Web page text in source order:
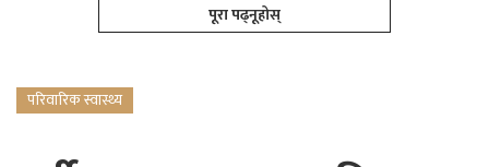
पूरा पढ्नूहोस्
परिवारिक स्वास्थ्य